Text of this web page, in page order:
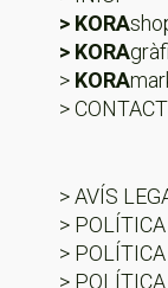
> KORA
> KORA
> KORA
>
> AVÍS
>
>
>